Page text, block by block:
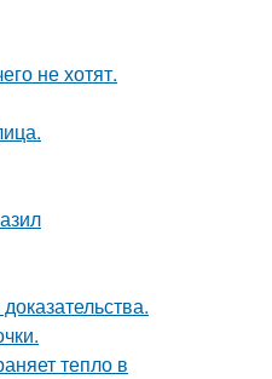
не хотят.
тепло в